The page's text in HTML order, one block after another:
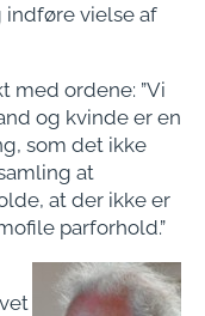
vielse af
med ordene: ”Vi
og kvinde er en
som det ikke
at
at der ikke er
parforhold.”